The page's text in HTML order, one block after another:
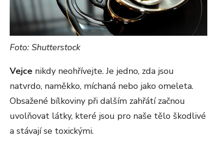
Foto: Shutterstock
Vejce nikdy neohřívejte. Je jedno, zda jsou
natvrdo, naměkko, míchaná nebo jako omeleta.
Obsažené bílkoviny při dalším zahřátí začnou
uvolňovat látky, které jsou pro naše tělo škodlivé
a stávají se toxickými.